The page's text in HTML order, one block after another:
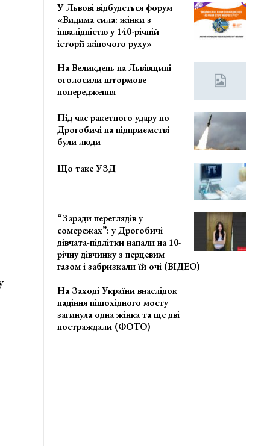
У Львові відбудеться форум
«Видима сила: жінки з
інвалідністю у 140-річній
історії жіночого руху»
На Великдень на Львівщині
оголосили штормове
попередження
Під час ракетного удару по
Дрогобичі на підприємстві
були люди
Що таке УЗД
“Заради переглядів у
сомережах”: у Дрогобичі
дівчата-підлітки напали на 10-
річну дівчинку з перцевим
газом і забризкали їй очі (ВІДЕО)
На Заході України внаслідок
падіння пішохідного мосту
загинула одна жінка та ще дві
постраждали (ФОТО)